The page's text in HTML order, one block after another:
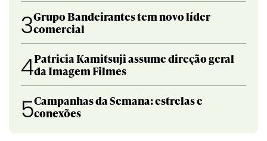
3Grupo Bandeirantes tem novo líder
comercial
4Patricia Kamitsuji assume direção geral
da Imagem Filmes
5Campanhas da Semana: estrelas e
conexões